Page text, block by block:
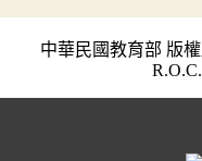
中華民國教育部 版